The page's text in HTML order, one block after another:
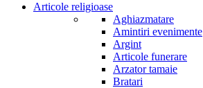
Articole religioase
Aghiazmatare
Amintiri evenimente
Argint
Articole funerare
Arzator tamaie
Bratari